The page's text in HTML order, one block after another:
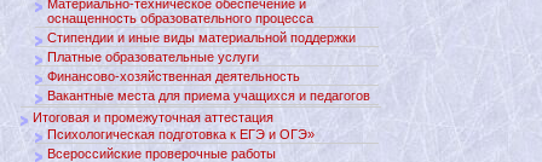
Материально-техническое обеспечение и
оснащенность образовательного процесса
Стипендии и иные виды материальной поддержки
Платные образовательные услуги
Финансово-хозяйственная деятельность
Вакантные места для приема учащихся и педагогов
Итоговая и промежуточная аттестация
Психологическая подготовка к ЕГЭ и ОГЭ»
Всероссийские проверочные работы